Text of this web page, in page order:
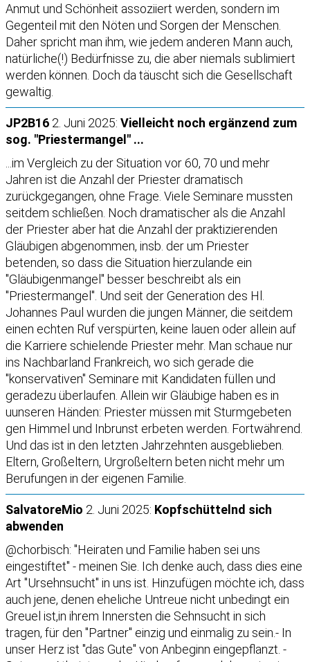
Anmut und Schönheit assoziiert werden, sondern im
Gegenteil mit den Nöten und Sorgen der Menschen.
Daher spricht man ihm, wie jedem anderen Mann auch,
natürliche(!) Bedürfnisse zu, die aber niemals sublimiert
werden können. Doch da täuscht sich die Gesellschaft
gewaltig.
JP2B16 2. Juni 2025: Vielleicht noch ergänzend zum
sog. "Priestermangel" ...
...im Vergleich zu der Situation vor 60, 70 und mehr
Jahren ist die Anzahl der Priester dramatisch
zurückgegangen, ohne Frage. Viele Seminare mussten
seitdem schließen. Noch dramatischer als die Anzahl
der Priester aber hat die Anzahl der praktizierenden
Gläubigen abgenommen, insb. der um Priester
betenden, so dass die Situation hierzulande ein
"Gläubigenmangel" besser beschreibt als ein
"Priestermangel". Und seit der Generation des Hl.
Johannes Paul wurden die jungen Männer, die seitdem
einen echten Ruf verspürten, keine lauen oder allein auf
die Karriere schielende Priester mehr. Man schaue nur
ins Nachbarland Frankreich, wo sich gerade die
"konservativen" Seminare mit Kandidaten füllen und
geradezu überlaufen. Allein wir Gläubige haben es in
uunseren Händen: Priester müssen mit Sturmgebeten
gen Himmel und Inbrunst erbeten werden. Fortwährend.
Und das ist in den letzten Jahrzehnten ausgeblieben.
Eltern, Großeltern, Urgroßeltern beten nicht mehr um
Berufungen in der eigenen Familie.
SalvatoreMio 2. Juni 2025: Kopfschüttelnd sich
abwenden
@chorbisch: "Heiraten und Familie haben sei uns
eingestiftet" - meinen Sie. Ich denke auch, dass dies eine
Art "Ursehnsucht" in uns ist. Hinzufügen möchte ich, dass
auch jene, denen eheliche Untreue nicht unbedingt ein
Greuel ist,in ihrem Innersten die Sehnsucht in sich
tragen, für den "Partner" einzig und einmalig zu sein.- In
unser Herz ist "das Gute" von Anbeginn eingepflanzt. -